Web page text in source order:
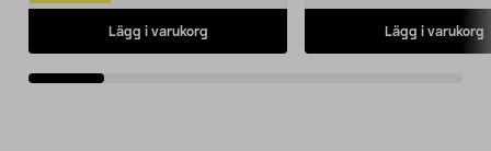
Lägg i varukorg Lägg i varukorg